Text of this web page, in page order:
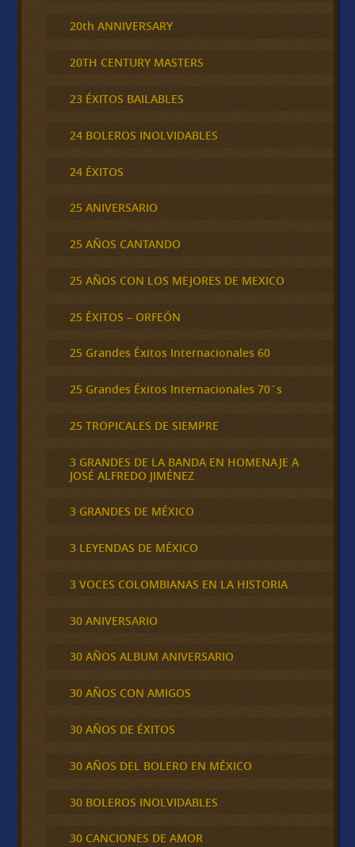
20th ANNIVERSARY
20TH CENTURY MASTERS
23 ÉXITOS BAILABLES
24 BOLEROS INOLVIDABLES
24 ÉXITOS
25 ANIVERSARIO
25 AÑOS CANTANDO
25 AÑOS CON LOS MEJORES DE MEXICO
25 ÉXITOS – ORFEÓN
25 Grandes Éxitos Internacionales 60
25 Grandes Éxitos Internacionales 70´s
25 TROPICALES DE SIEMPRE
3 GRANDES DE LA BANDA EN HOMENAJE A
JOSÉ ALFREDO JIMÉNEZ
3 GRANDES DE MÉXICO
3 LEYENDAS DE MÉXICO
3 VOCES COLOMBIANAS EN LA HISTORIA
30 ANIVERSARIO
30 AÑOS ALBUM ANIVERSARIO
30 AÑOS CON AMIGOS
30 AÑOS DE ÉXITOS
30 AÑOS DEL BOLERO EN MÉXICO
30 BOLEROS INOLVIDABLES
30 CANCIONES DE AMOR